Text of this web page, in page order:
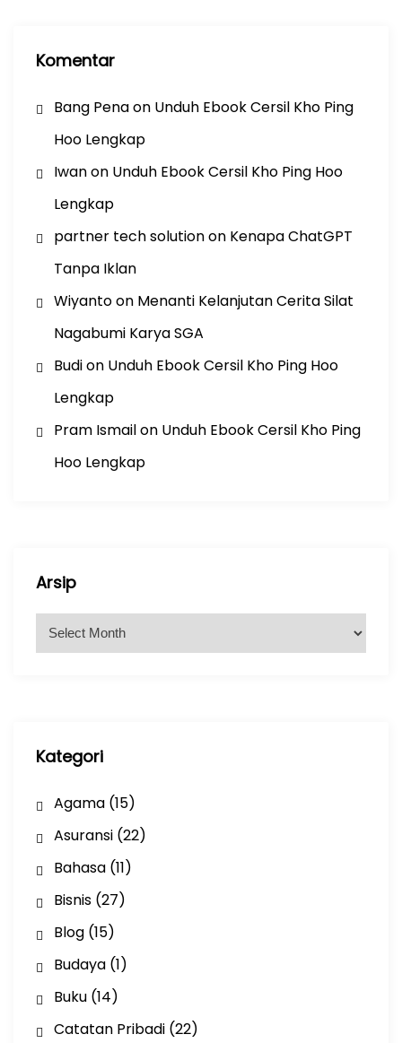
Komentar
Bang Penaon Unduh Ebook Cersil Kho Ping
Hoo Lengkap
Iwanon Unduh Ebook Cersil Kho Ping Hoo
Lengkap
partner tech solutionon Kenapa ChatGPT
Tanpa Iklan
Wiyantoon Menanti Kelanjutan Cerita Silat
Nagabumi Karya SGA
Budion Unduh Ebook Cersil Kho Ping Hoo
Lengkap
Pram Ismailon Unduh Ebook Cersil Kho Ping
Hoo Lengkap
Arsip
Kategori
Agama(15)
Asuransi(22)
Bahasa(11)
Bisnis(27)
Blog(15)
Budaya(1)
Buku(14)
Catatan Pribadi(22)